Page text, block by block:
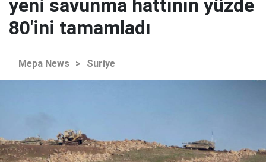
yeni savunma hattının yüzde
80'ini tamamladı
Mepa News > Suriye